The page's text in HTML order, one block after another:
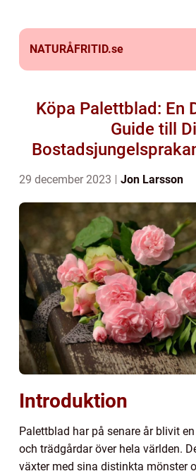
NATURÅFRITID.se
Köpa Palettblad: En
Guide till
29 december 2023 Jon Larsson
Introduktion
Palettblad har på senare år blivit
och trädgårdar över hela världen.
växter med sina distinkta mönster